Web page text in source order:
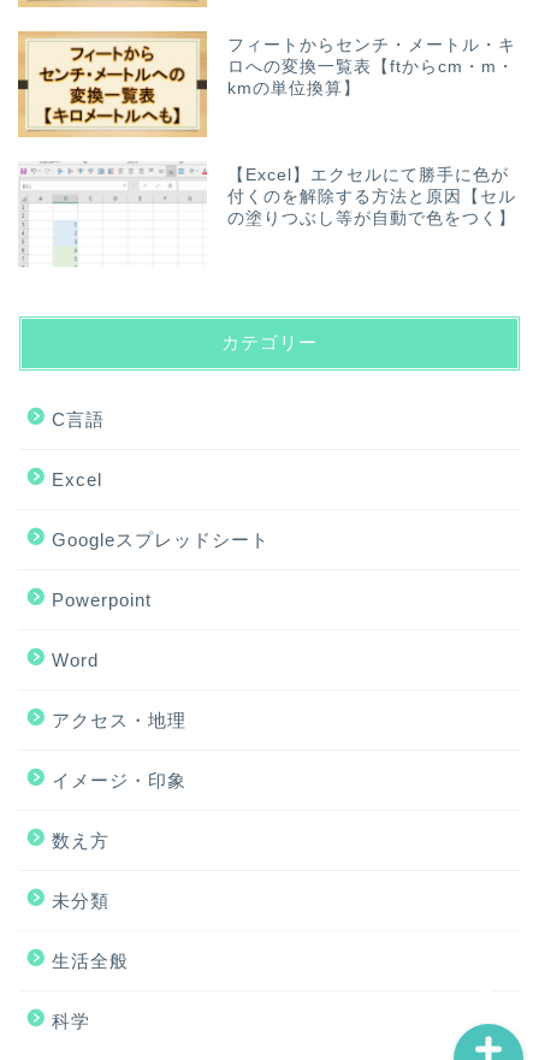
フィートからセンチ・メートル・キ
ロへの変換一覧表【ftからcm・m・
kmの単位換算】
【Excel】エクセルにて勝手に色が
付くのを解除する方法と原因【セル
の塗りつぶし等が自動で色をつく】
カテゴリー
C言語
Excel
Googleスプレッドシート
Powerpoint
Word
アクセス・地理
イメージ・印象
数え方
未分類
生活全般
科学